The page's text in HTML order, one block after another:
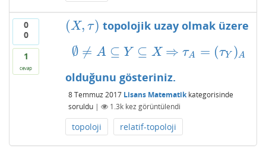
0
0
1
cevap
(X, τ)
(X,τ) topolojik uzay olmak üzere
∅ ≠ A ⊆ Y ⊆ X ⇒ τA = (τY )A
∅≠A⊆Y⊆X⇒τA =(τ Y)A
olduğunu gösteriniz.
8 Temmuz 2017 Lisans Matematikkategorisinde
soruldu | 1.3kkez görüntülendi
topoloji relatif-topoloji